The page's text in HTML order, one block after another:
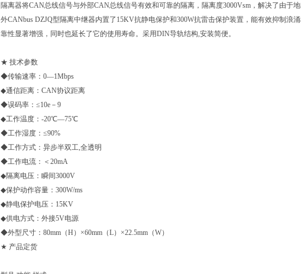
隔离器将CAN总线信号与外部CAN总线信号有效和可靠的隔离，隔离度3000Vsm，解决了由于
外CANbus DZJQ型隔离中继器内置了15KV抗静电保护和300W抗雷击保护装置，能有效抑制浪
靠性显著增强，同时也延长了它的使用寿命。采用DIN导轨结构,安装简便。
★ 技术参数
◆传输速率：0—1Mbps
◆通信距离：CAN协议距离
◆误码率：≤10e－9
◆工作温度：-20℃—75℃
◆工作湿度：≤90%
◆工作方式：异步半双工,全透明
◆工作电流：＜20mA
◆隔离电压：瞬间3000V
◆保护动作容量：300W/ms
◆静电保护电压：15KV
◆供电方式：外接5V电源
◆外型尺寸：80mm（H）×60mm（L）×22.5mm（W）
★ 产品定货